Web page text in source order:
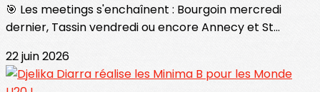
🎯 Les meetings s'enchaînent : Bourgoin mercredi
dernier, Tassin vendredi ou encore Annecy et St...
22 juin 2026